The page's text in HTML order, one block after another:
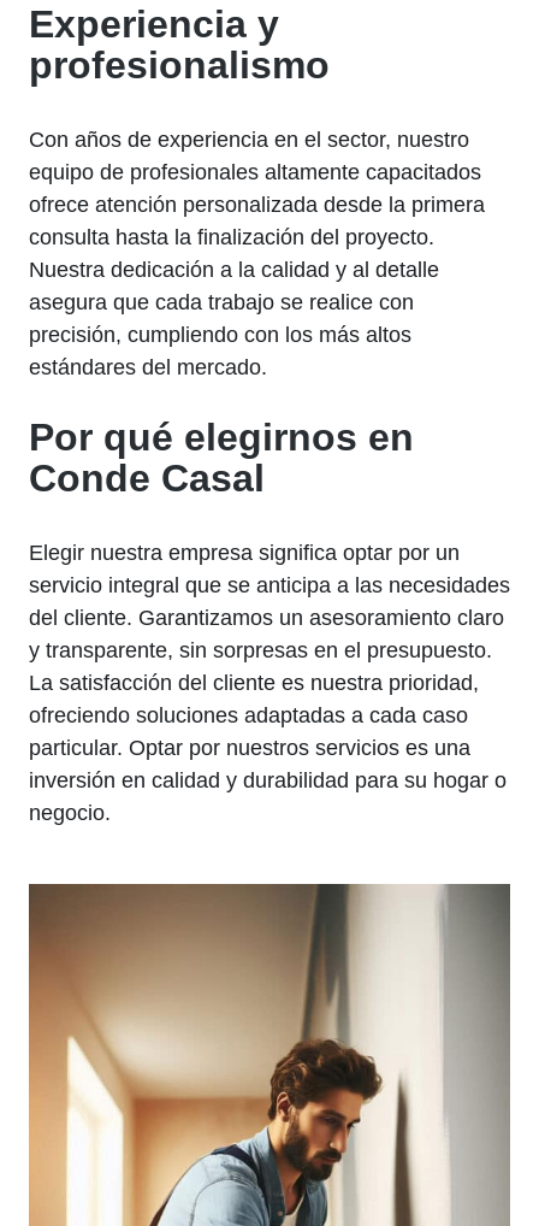
Experiencia y
profesionalismo
Con años de experiencia en el sector, nuestro
equipo de profesionales altamente capacitados
ofrece atención personalizada desde la primera
consulta hasta la finalización del proyecto.
Nuestra dedicación a la calidad y al detalle
asegura que cada trabajo se realice con
precisión, cumpliendo con los más altos
estándares del mercado.
Por qué elegirnos en
Conde Casal
Elegir nuestra empresa significa optar por un
servicio integral que se anticipa a las necesidades
del cliente. Garantizamos un asesoramiento claro
y transparente, sin sorpresas en el presupuesto.
La satisfacción del cliente es nuestra prioridad,
ofreciendo soluciones adaptadas a cada caso
particular. Optar por nuestros servicios es una
inversión en calidad y durabilidad para su hogar o
negocio.